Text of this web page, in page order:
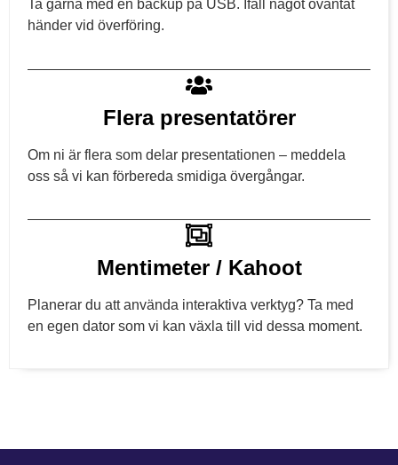
Ta gärna med en backup på USB. Ifall något oväntat
händer vid överföring.
Flera presentatörer
Om ni är flera som delar presentationen – meddela
oss så vi kan förbereda smidiga övergångar.
Mentimeter / Kahoot
Planerar du att använda interaktiva verktyg? Ta med
en egen dator som vi kan växla till vid dessa moment.